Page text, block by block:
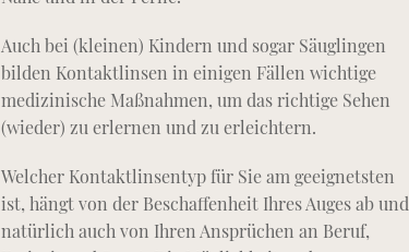
Auch bei (kleinen) Kindern und sogar Säuglingen
bilden Kontaktlinsen in einigen Fällen wichtige
medizinische Maßnahmen, um das richtige Sehen
(wieder) zu erlernen und zu erleichtern.
Welcher Kontaktlinsentyp für Sie am geeignetsten
ist, hängt von der Beschaffenheit Ihres Auges ab und
natürlich auch von Ihren Ansprüchen an Beruf,